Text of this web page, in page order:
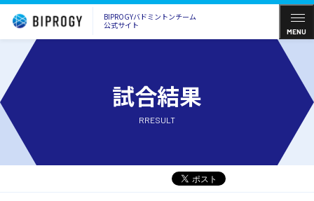
BIPROGYバドミントンチーム
公式サイト
MENU
試合結果
RRESULT